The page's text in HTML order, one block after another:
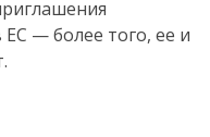
— более того, ее и